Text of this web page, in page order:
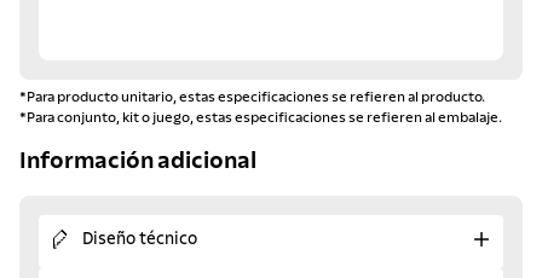
*Para producto unitario, estas especificaciones se refieren al producto.
*Para conjunto, kit o juego, estas especificaciones se refieren al embalaje.
Información adicional
Diseño técnico